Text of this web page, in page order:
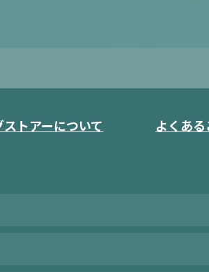
トアーについて よくあ